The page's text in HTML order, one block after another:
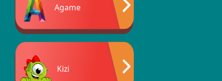
Agame
Kizi